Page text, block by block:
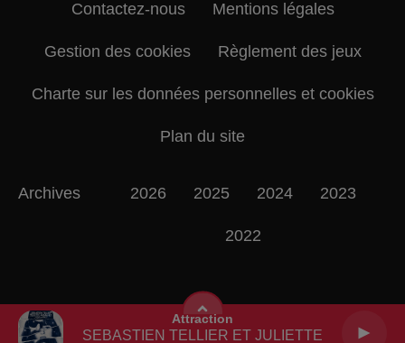
Attraction
SEBASTIEN TELLIER ET JULIETTE
Contactez-nous Mentions légales
Gestion des cookies Règlement des jeux
Charte sur les données personnelles et cookies
Plan du site
Archives 2026 2025 2024 2023
2022